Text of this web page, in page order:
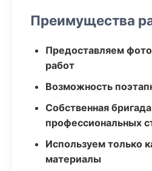
Преимущества
Предоставляем
работ
Возможность
Собственная бригада
профессиональных
Используем только
материалы